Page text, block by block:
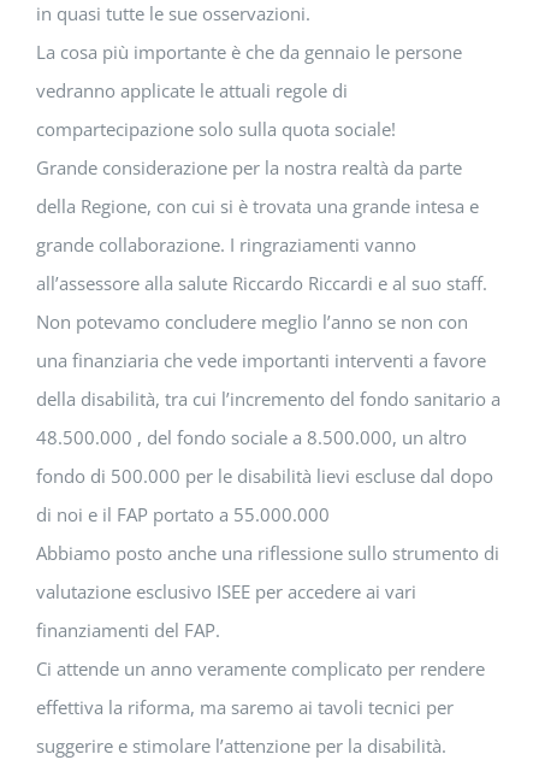
in quasi tutte le sue osservazioni.
La cosa più importante è che da gennaio le persone
vedranno applicate le attuali regole di
compartecipazione solo sulla quota sociale!
Grande considerazione per la nostra realtà da parte
della Regione, con cui si è trovata una grande intesa e
grande collaborazione. I ringraziamenti vanno
all’assessore alla salute Riccardo Riccardi e al suo staff.
Non potevamo concludere meglio l’anno se non con
una finanziaria che vede importanti interventi a favore
della disabilità, tra cui l’incremento del fondo sanitario a
48.500.000 , del fondo sociale a 8.500.000, un altro
fondo di 500.000 per le disabilità lievi escluse dal dopo
di noi e il FAP portato a 55.000.000
Abbiamo posto anche una riflessione sullo strumento di
valutazione esclusivo ISEE per accedere ai vari
finanziamenti del FAP.
Ci attende un anno veramente complicato per rendere
effettiva la riforma, ma saremo ai tavoli tecnici per
suggerire e stimolare l’attenzione per la disabilità.